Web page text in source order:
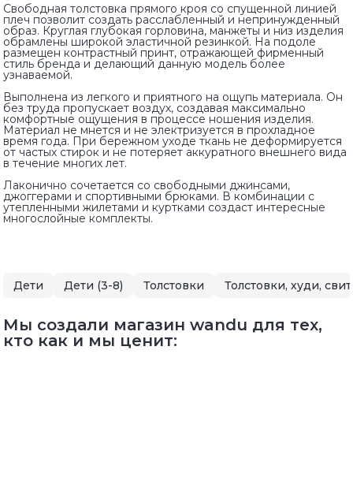
Свободная толстовка прямого кроя со спущенной линией
плеч позволит создать расслабленный и непринужденный
образ. Круглая глубокая горловина, манжеты и низ изделия
обрамлены широкой эластичной резинкой. На подоле
размещен контрастный принт, отражающей фирменный
стиль бренда и делающий данную модель более
узнаваемой.
Выполнена из легкого и приятного на ощупь материала. Он
без труда пропускает воздух, создавая максимально
комфортные ощущения в процессе ношения изделия.
Материал не мнется и не электризуется в прохладное
время года. При бережном уходе ткань не деформируется
от частых стирок и не потеряет аккуратного внешнего вида
в течение многих лет.
Лаконично сочетается со свободными джинсами,
джоггерами и спортивными брюками. В комбинации с
утепленными жилетами и куртками создаст интересные
многослойные комплекты.
Дети Дети (3-8) Толстовки Толстовки, худи,
Мы создали магазин wandu для тех,
кто как и мы ценит: